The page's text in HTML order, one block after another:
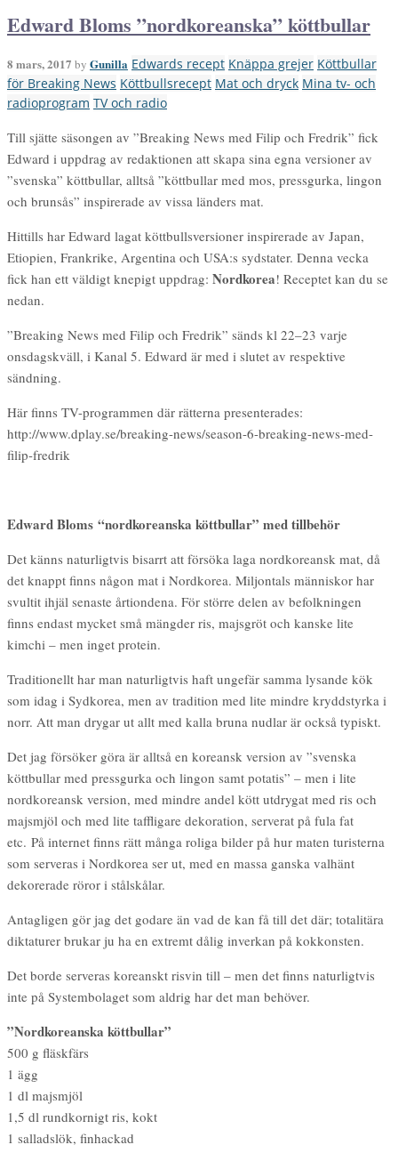
Edward Bloms ”nordkoreanska” köttbullar
8 mars, 2017 by Gunilla Edwards recept Knäppa grejer Köttbullar
för Breaking News Köttbullsrecept Mat och dryck Mina tv- och
radioprogram TV och radio
Till sjätte säsongen av ”Breaking News med Filip och Fredrik” fick
Edward i uppdrag av redaktionen att skapa sina egna versioner av
”svenska” köttbullar, alltså ”köttbullar med mos, pressgurka, lingon
och brunsås” inspirerade av vissa länders mat.
Hittills har Edward lagat köttbullsversioner inspirerade av Japan,
Etiopien, Frankrike, Argentina och USA:s sydstater. Denna vecka
fick han ett väldigt knepigt uppdrag: Nordkorea! Receptet kan du se
nedan.
”Breaking News med Filip och Fredrik” sänds kl 22–23 varje
onsdagskväll, i Kanal 5. Edward är med i slutet av respektive
sändning.
Här finns TV-programmen där rätterna presenterades:
http://www.dplay.se/breaking-news/season-6-breaking-news-med-
filip-fredrik
Edward Bloms “nordkoreanska köttbullar” med tillbehör
Det känns naturligtvis bisarrt att försöka laga nordkoreansk mat, då
det knappt finns någon mat i Nordkorea. Miljontals människor har
svultit ihjäl senaste årtiondena. För större delen av befolkningen
finns endast mycket små mängder ris, majsgröt och kanske lite
kimchi – men inget protein.
Traditionellt har man naturligtvis haft ungefär samma lysande kök
som idag i Sydkorea, men av tradition med lite mindre kryddstyrka i
norr. Att man drygar ut allt med kalla bruna nudlar är också typiskt.
Det jag försöker göra är alltså en koreansk version av ”svenska
köttbullar med pressgurka och lingon samt potatis” – men i lite
nordkoreansk version, med mindre andel kött utdrygat med ris och
majsmjöl och med lite taffligare dekoration, serverat på fula fat
etc. På internet finns rätt många roliga bilder på hur maten turisterna
som serveras i Nordkorea ser ut, med en massa ganska valhänt
dekorerade röror i stålskålar.
Antagligen gör jag det godare än vad de kan få till det där; totalitära
diktaturer brukar ju ha en extremt dålig inverkan på kokkonsten.
Det borde serveras koreanskt risvin till – men det finns naturligtvis
inte på Systembolaget som aldrig har det man behöver.
”Nordkoreanska köttbullar”
500 g fläskfärs
1 ägg
1 dl majsmjöl
1,5 dl rundkornigt ris, kokt
1 salladslök, finhackad